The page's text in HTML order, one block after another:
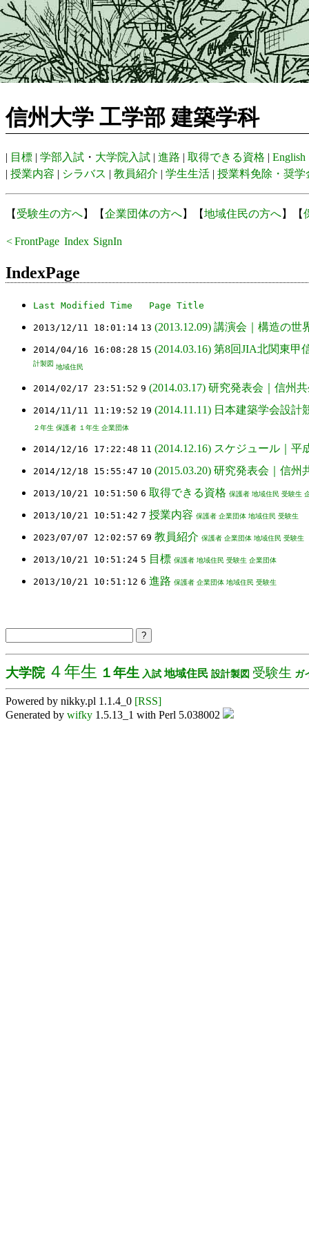
信州大学 工学部 建築学科
| 目標 | 学部入試 ・ 大学院入試 | 進路 | 取得できる資格 | English
| 授業内容 | シラバス | 教員紹介 | 学生生活 | 授業料免除・奨学
【 受験生の方へ】【企業団体の方へ】【地域住民の方へ】【
<FrontPage Index SignIn
IndexPage
Last Modified Time Page Title
2013/12/11 18:01:14 13 (2013.12.09) 講演会｜構造の世
2014/04/16 16:08:28 15 (2014.03.16) 第8回JIA北関東
計製図 地域住民
2014/02/17 23:51:52 9 (2014.03.17) 研究発表会｜信州
2014/11/11 11:19:52 19 (2014.11.11) 日本建築学会設
２年生 保護者 １年生 企業団体
2014/12/16 17:22:48 11 (2014.12.16) スケジュール｜
2014/12/18 15:55:47 10 (2015.03.20) 研究発表会｜信
2013/10/21 10:51:50 6 取得できる資格 保護者 地域住民 受験生
2013/10/21 10:51:42 7 授業内容 保護者 企業団体 地域住民 受験生
2023/07/07 12:02:57 69 教員紹介 保護者 企業団体 地域住民 受験生
2013/10/21 10:51:24 5 目標 保護者 地域住民 受験生 企業団体
2013/10/21 10:51:12 6 進路 保護者 企業団体 地域住民 受験生
大学院 ４年生 １年生 入試 地域住民 設計製図 受験生 ガ
Powered by nikky.pl 1.1.4_0 [RSS]
Generated by wifky 1.5.13_1 with Perl 5.038002